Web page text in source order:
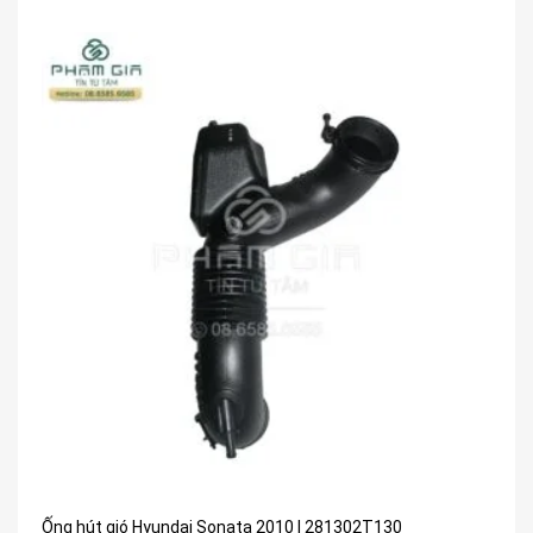
Ống hút gió Hyundai Sonata 2010 | 281302T130